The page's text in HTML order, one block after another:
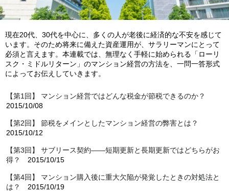
現在20代、30代を中心に、多くの人が老後に経済的な不安を感じて
います。そのため将来に備えた資産運用が、サラリーマンにとって
必須と言えます。本連載では、無理なく手軽に始められる「ローリ
スク・ミドルリターン」のマンション経営の方法を、一問一答形式
によってお伝えしていきます。
【第1回】 マンション経営ではどんな税金が節税できるのか？
2015/10/08
【第2回】 節税をメインとしたマンション経営の弊害とは？
2015/10/12
【第3回】 サブリース契約――短期更新と長期更新ではどちらがお
得？
2015/10/15
【第4回】 マンション購入後に重大欠陥が発覚したときの対処法と
は？
2015/10/19